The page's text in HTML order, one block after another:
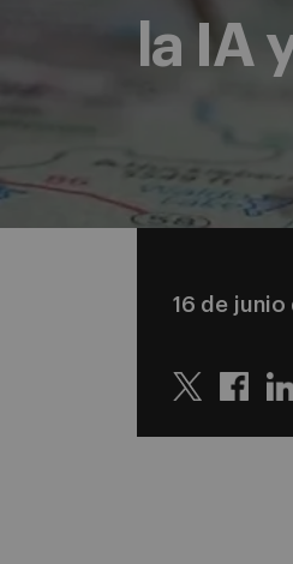
la IA
16 de junio
Twitter